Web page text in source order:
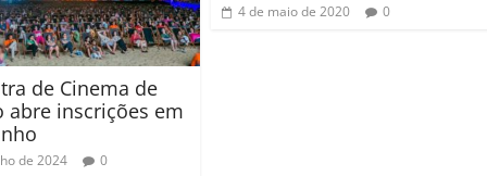
de Cinema de
abre inscrições em
de 2024 0
4 de maio de 2020 0